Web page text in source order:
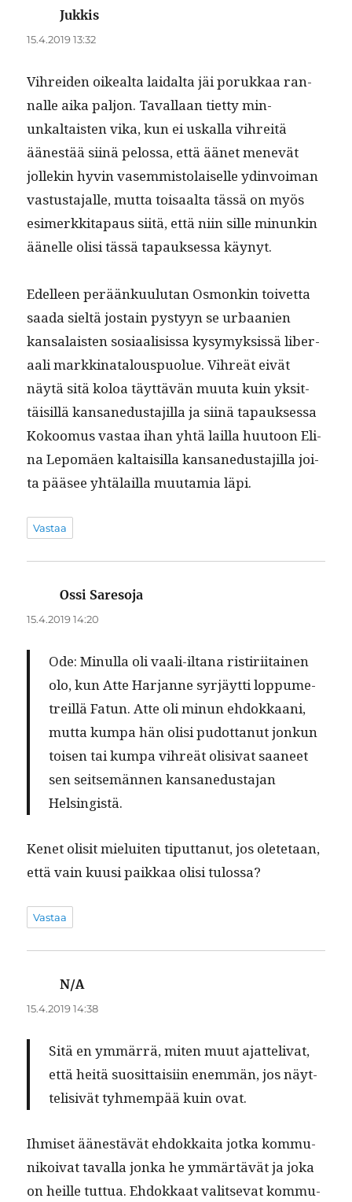
Jukkis
15.4.2019 13:32
Vihrei­den oikeal­ta laidal­ta jäi porukkaa ran­
nalle aika paljon. Taval­laan tiet­ty min­
unkaltais­ten vika, kun ei uskalla vihre­itä
äänestää siinä pelos­sa, että äänet menevät
jollekin hyvin vasem­mis­to­laiselle ydin­voiman
vas­tus­ta­jalle, mut­ta toisaal­ta tässä on myös
esimerkki­ta­paus siitä, että niin sille min­unkin
äänelle olisi tässä tapauk­ses­sa käynyt.
Edelleen peräänku­u­lu­tan Osmonkin toivet­ta
saa­da sieltä jostain pystyyn se urbaanien
kansalais­ten sosi­aal­i­sis­sa kysymyk­sis­sä lib­er­
aali markki­na­t­alous­puolue. Vihreät eivät
näytä sitä koloa täyt­tävän muu­ta kuin yksit­
täisil­lä kansane­dus­ta­jil­la ja siinä tapauk­ses­sa
Kokoomus vas­taa ihan yhtä lail­la huu­toon Eli­
na Lep­omäen kaltaisil­la kansane­dus­ta­jil­la joi­
ta pääsee yhtälail­la muu­tamia läpi.
Vastaa
Ossi Saresoja
15.4.2019 14:20
Ode: Min­ul­la oli vaali-iltana ris­tiri­itainen
olo, kun Atte Har­janne syr­jäyt­ti lop­pume­
treil­lä Fatun. Atte oli min­un ehdokkaani,
mut­ta kumpa hän olisi pudot­tanut jonkun
toisen tai kumpa vihreät oli­si­vat saa­neet
sen seit­semän­nen kansane­dus­ta­jan
Helsingistä.
Kenet olisit mieluiten tiput­tanut, jos olete­taan,
että vain kuusi paikkaa olisi tulossa?
Vastaa
N/Asanoo:
15.4.2019 14:38
Sitä en ymmär­rä, miten muut ajat­te­liv­at,
että heitä suosit­taisi­in enem­män, jos näyt­
telisivät tyh­mem­pää kuin ovat.
Ihmiset äänestävät ehdokkai­ta jot­ka kom­mu­
nikoi­vat taval­la jon­ka he ymmärtävät ja joka
on heille tut­tua. Ehdokkaat val­it­se­vat kom­mu­